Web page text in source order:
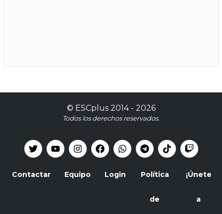
© ESCplus2014 - 2026
Todos los derechos reservados.
Contactar Equipo Login Política
de
¡Únete
a